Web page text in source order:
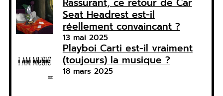
Seat Headrest est-il
réellement convaincant ?
13 mai 2025
Playboi Carti est-il vraiment
(toujours) la musique ?
18 mars 2025